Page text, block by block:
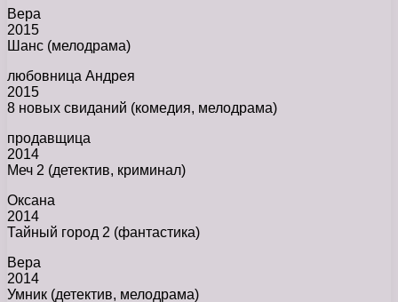
Вера
2015
Шанс (мелодрама)
любовница Андрея
2015
8 новых свиданий (комедия, мелодрама)
продавщица
2014
Меч 2 (детектив, криминал)
Оксана
2014
Тайный город 2 (фантастика)
Вера
2014
Умник (детектив, мелодрама)